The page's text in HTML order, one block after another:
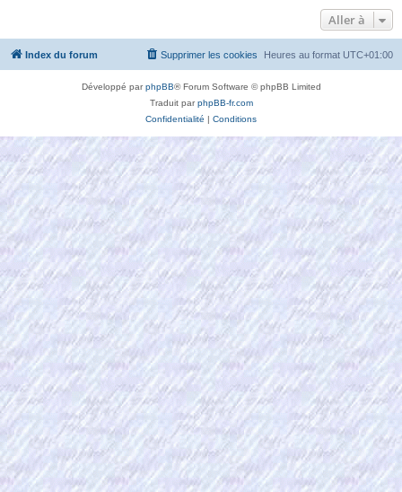
Aller à
Index du forum Heures au format UTC+01:00
Supprimer les cookies
Développé parphpBB® Forum Software © phpBB Limited
Traduit parphpBB-fr.com
Confidentialité | Conditions